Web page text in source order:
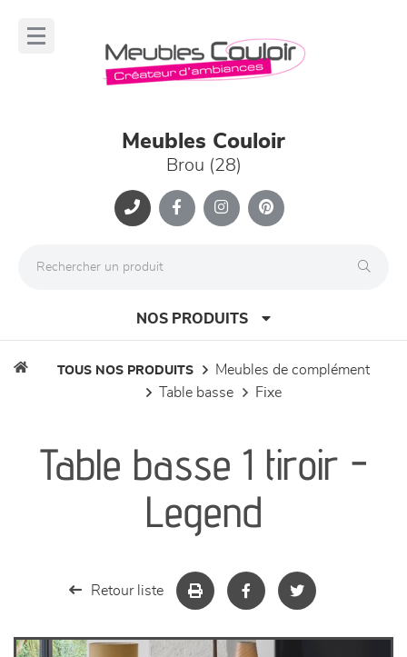
Meubles Couloir
Brou (28)
NOS PRODUITS
séjours
meubles de complément
TOUS NOS PRODUITS
meubles de complément
table basse
fixe
Table basse 1 tiroir -
Legend
Retour liste